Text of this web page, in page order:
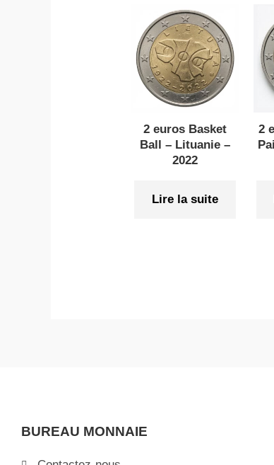
2 euros Basket
Ball – Lituanie –
2022
Lire la suite
2
BUREAU MONNAIE